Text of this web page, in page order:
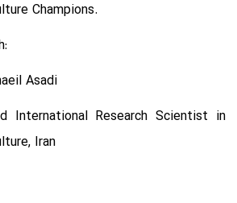
Champions.
Asadi
International Research Scientist in
Iran